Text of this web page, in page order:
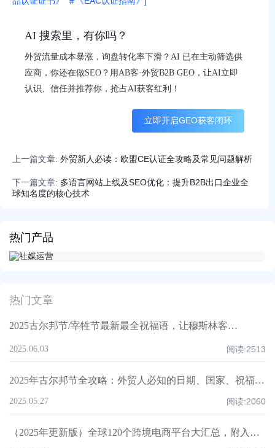
热门产品
热门文章
2025古尔邦节/宰牲节最新最全祝福语，让穆斯林客户记住你！
2025.06.03 阅读:2513
2025年古尔邦节全攻略：外贸人必知的日期、国家、祝福技巧与禁忌清单！
2025.05.27 阅读:2060
（2025年更新版）全球120个跨境电商平台大汇总，附入驻要求、注册门槛和适合品类！
AI 搜索里，有你吗？
外贸流量成本暴涨，询盘转化率下滑？AI 已在主动筛选供
应商，你还在做SEO？用AB客·外贸B2B GEO，让AI立即
认识、信任并推荐你，抢占AI获客红利！
立即开启GEO获客闭环
上一篇文章: 外贸新人必读：欧盟CE认证全攻略及常见问题解析
下一篇文章: 多语言网站上线及SEO优化：提升B2B出口企业全
球知名度的核心技术